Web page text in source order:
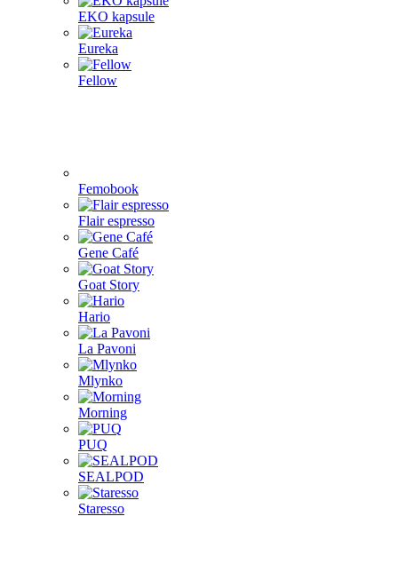
EKO kapsule
Eureka
Fellow
Femobook
Flair espresso
Gene Café
Goat Story
Hario
La Pavoni
Mlynko
Morning
PUQ
SEALPOD
Staresso